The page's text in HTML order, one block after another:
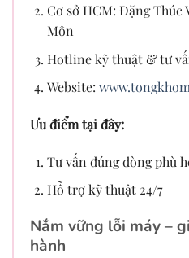
Cơ sở HCM: Đặng
Môn
Hotline kỹ thuật & tư
Website:
Ưu điểm tại đây:
Tư vấn đúng dòng phù
Hỗ trợ kỹ thuật 24/7
Nắm vững lỗi máy –
hành